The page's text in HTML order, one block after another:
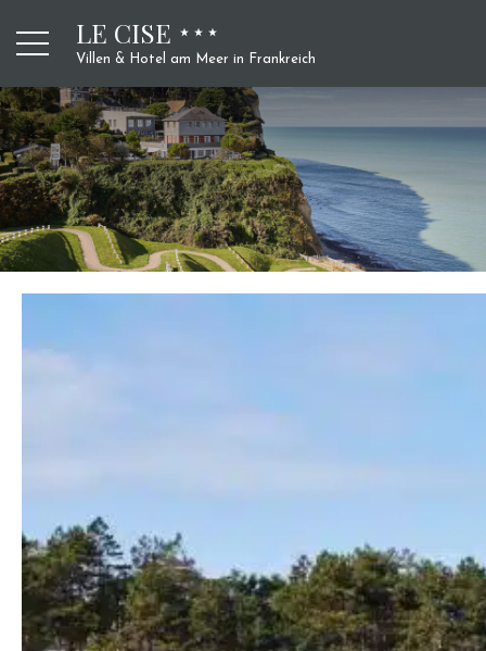
LE CISE
Villen & Hotel am Meer in Frankreich